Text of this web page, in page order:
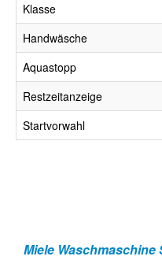
Klasse
Handwäsche
Aquastopp
Restzeitanzeige
Startvorwahl
Miele Waschmaschine